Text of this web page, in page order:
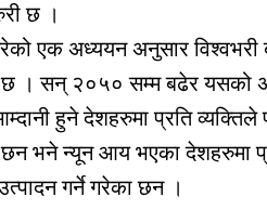
छ ।
एक अध्ययन अनुसार विश्वभरी
। सन् २०५० सम्म बढेर यसको
हुने देशहरुमा प्रति
छन भने न्यून आय भएका देशहरुमा
गर्ने गरेका छन ।